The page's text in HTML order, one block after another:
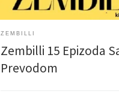
ZEMBILLI
Zembilli 15 Epizoda
Prevodom